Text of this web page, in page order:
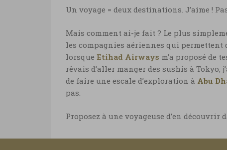
Un voyage = deux destinations. J’aime !
Mais comment ai-je fait ? Le plus
les compagnies aériennes qui
lorsque Etihad Airways m’a proposé de
rêvais d’aller manger des sushis à Tokyo,
de faire une escale d’exploration à Abu
pas.
Proposez à une voyageuse d’en